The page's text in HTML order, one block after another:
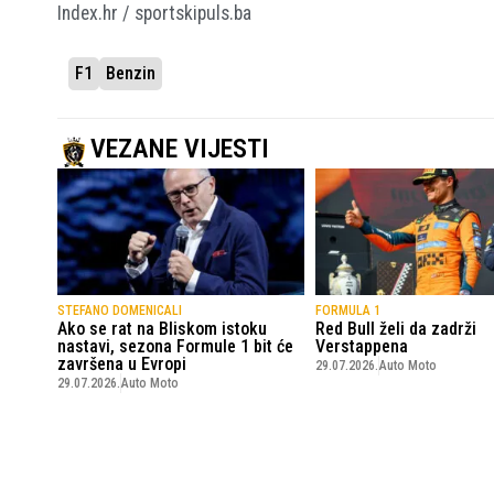
Index.hr / sportskipuls.ba
F1 Benzin
VEZANE VIJESTI
STEFANO DOMENICALI
Ako se rat na Bliskom istoku
nastavi, sezona Formule 1 bit će
završena u Evropi
29.07.2026.Auto Moto
FORMULA 1
Red Bull želi da zadrži
Verstappena
29.07.2026.Auto Moto